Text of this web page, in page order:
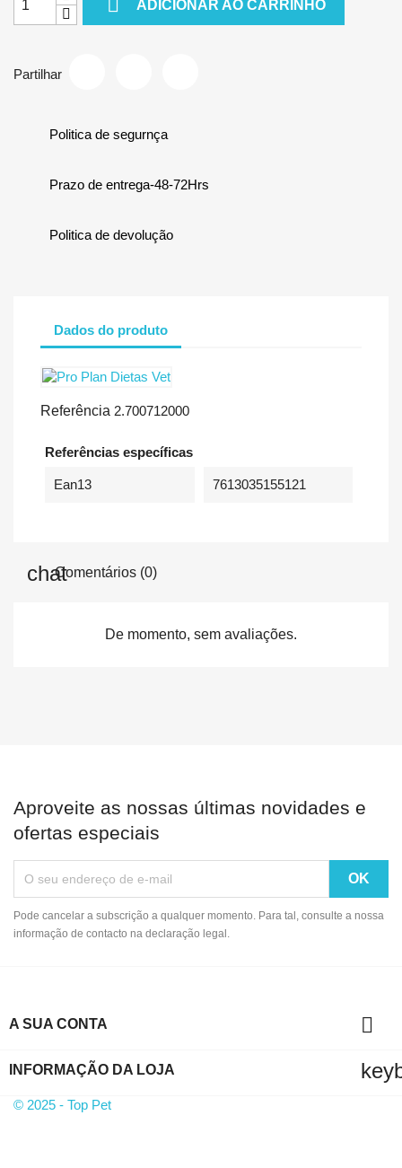
ADICIONAR AO CARRINHO
Partilhar
Politica de segurnça
Prazo de entrega-48-72Hrs
Politica de devolução
Dados do produto
Referência 2.700712000
Referências específicas
Ean13 7613035155121
Comentários (0)
De momento, sem avaliações.
Aproveite as nossas últimas novidades e
ofertas especiais
Pode cancelar a subscrição a qualquer momento. Para tal, consulte a nossa
informação de contacto na declaração legal.
A SUA CONTA 
INFORMAÇÃO DA LOJA
© 2025 - Top Pet